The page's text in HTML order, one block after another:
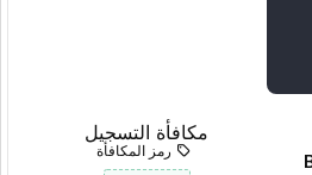
مكافأة التسجيل
رمز المكافأة